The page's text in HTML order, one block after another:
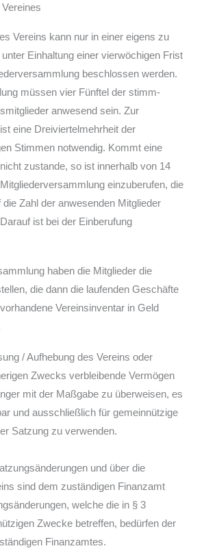
Vereins kann nur in einer eigens zu
Einhaltung einer vierwöchigen Frist
beschlossen werden.
müssen vier Fünftel der stimm­
anwesend sein. Zur
eine Dreiviertelmehrheit der
Stimmen notwendig. Kommt eine
zustande, so ist innerhalb von 14
einzuberufen, die
Zahl der anwesenden Mitglieder
ist bei der Einberufung
haben die Mitglieder die
die dann die laufenden Geschäfte
Vereinsinventar in Geld
/ Aufhebung des Vereins oder
Zwecks verbleibende Vermögen
mit der Maßgabe zu überweisen, es
und ausschließlich für gemeinnützige
Satzung zu verwenden.
und über die
sind dem zuständigen Finanzamt
welche die in § 3
Zwecke betreffen, bedürfen der
Finanzamtes.